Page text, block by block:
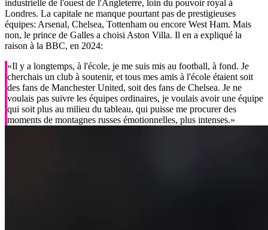
industrielle de l'ouest de l'Angleterre, loin du pouvoir royal à
Londres. La capitale ne manque pourtant pas de prestigieuses
équipes: Arsenal, Chelsea, Tottenham ou encore West Ham. Mais
non, le prince de Galles a choisi Aston Villa. Il en a expliqué la
raison à la BBC, en 2024:
«Il y a longtemps, à l'école, je me suis mis au football, à fond. Je
cherchais un club à soutenir, et tous mes amis à l'école étaient soit
des fans de Manchester United, soit des fans de Chelsea. Je ne
voulais pas suivre les équipes ordinaires, je voulais avoir une équipe
qui soit plus au milieu du tableau, qui puisse me procurer des
moments de montagnes russes émotionnelles, plus intenses.»